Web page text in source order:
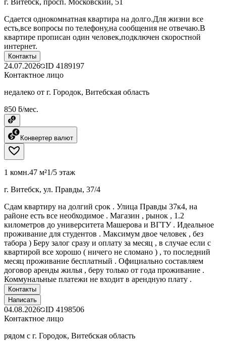
г. Витебск, просп. Московский, 51
Сдается однокомнатная квартира на долго.Для жизни все
есть,все вопросы по телефону,на сообщения не отвечаю.В
квартире прописан один человек,подключен скоростной
интернет.
Контакты
24.07.2026 ID 4189197
Контактное лицо
недалеко от г. Городок, Витебская область
850 ƃ/мес.
Конвертер валют
1 комн.47 м²1/5 этаж
г. Витебск, ул. Правды, 37/4
Сдам квартиру на долгий срок . Улица Правды 37к4, на
районе есть все необходимое . Магазин , рынок , 1.2
километров до университета Машерова и ВГТУ . Идеальное
проживание для студентов . Максимум двое человек , без
табора ) Беру залог сразу и оплату за месяц , в случае если с
квартирой все хорошо ( ничего не сломано ) , то последний
месяц проживание бесплатный . Официально составляем
договор аренды жилья , беру только от года проживание .
Коммунальные платежи не входит в арендную плату .
Контакты
Написать
04.08.2026 ID 4198506
Контактное лицо
рядом с г. Городок, Витебская область